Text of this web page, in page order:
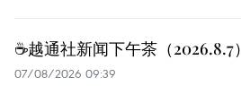
☕️越通社新闻下午茶（2026.8.7）
07/08/2026 09:39